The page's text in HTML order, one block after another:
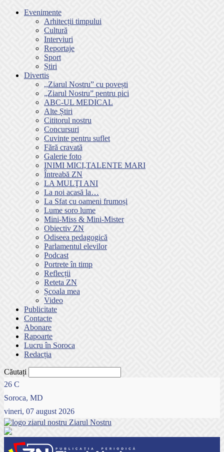
Evenimente
Arhitecții timpului
Cultură
Interviuri
Reportaje
Sport
Știri
Divertis
,,Ziarul Nostru” cu povești
„Ziarul Nostru” pentru pici
ABC-UL MEDICAL
Alte Știri
Cititorul nostru
Concursuri
Cuvinte pentru suflet
Fără cravată
Galerie foto
INIMI MICI,TALENTE MARI
Întreabă ZN
LA MULŢI ANI
La noi acasă la…
La Sfat cu oameni frumoși
Lume soro lume
Mini-Miss & Mini-Mister
Obiectiv ZN
Odiseea pedagogică
Parlamentul elevilor
Podcast
Portrete în timp
Reflecții
Reteta ZN
Școala mea
Video
Publicitate
Contacte
Abonare
Rapoarte
Lucru în Soroca
Redacția
Căutați
26 C
Soroca, MD
vineri, 07 august 2026
Ziarul Nostru